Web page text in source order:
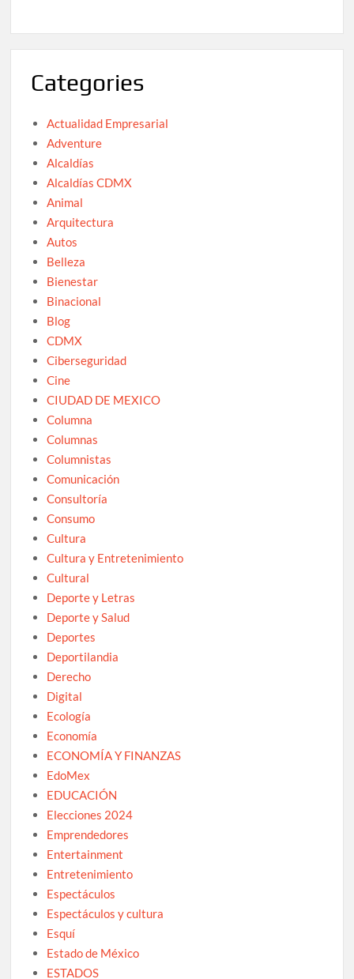
Categories
Actualidad Empresarial
Adventure
Alcaldías
Alcaldías CDMX
Animal
Arquitectura
Autos
Belleza
Bienestar
Binacional
Blog
CDMX
Ciberseguridad
Cine
CIUDAD DE MEXICO
Columna
Columnas
Columnistas
Comunicación
Consultoría
Consumo
Cultura
Cultura y Entretenimiento
Cultural
Deporte y Letras
Deporte y Salud
Deportes
Deportilandia
Derecho
Digital
Ecología
Economía
ECONOMÍA Y FINANZAS
EdoMex
EDUCACIÓN
Elecciones 2024
Emprendedores
Entertainment
Entretenimiento
Espectáculos
Espectáculos y cultura
Esquí
Estado de México
ESTADOS